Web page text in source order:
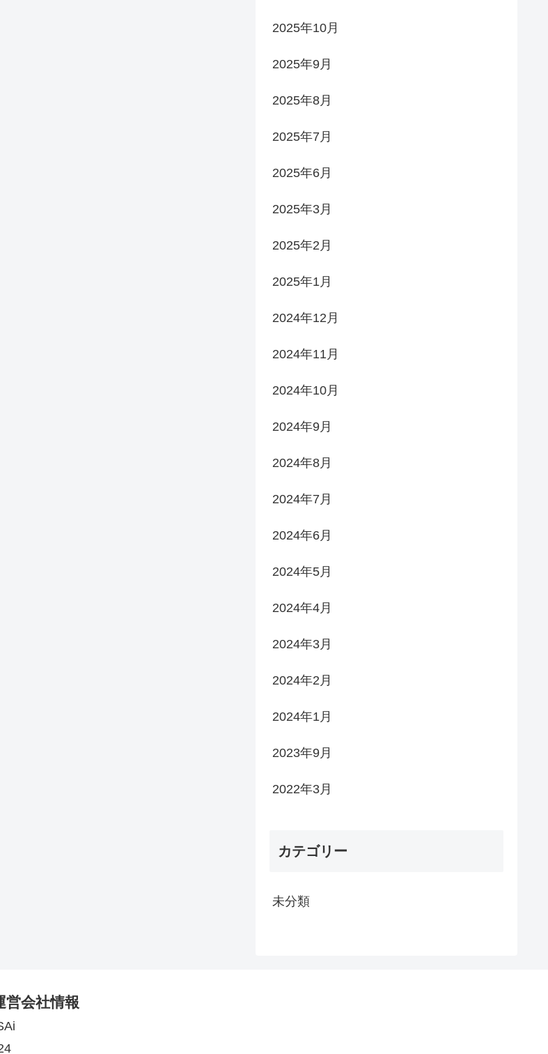
2025年10月
2025年9月
2025年8月
2025年7月
2025年6月
2025年3月
2025年2月
2025年1月
2024年12月
2024年11月
2024年10月
2024年9月
2024年8月
2024年7月
2024年6月
2024年5月
2024年4月
2024年3月
2024年2月
2024年1月
2023年9月
2022年3月
カテゴリー
未分類
営会社情報